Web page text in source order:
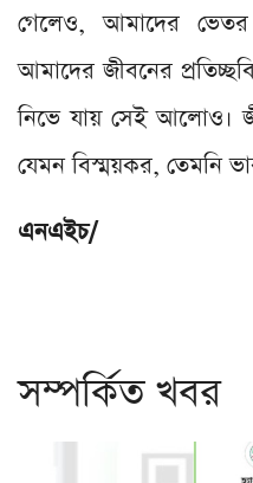
গেলেও, আমাদের ভেতর
আমাদের জীবনের
নিভে যায় সেই আলোও।
যেমন বিস্ময়কর, তেমনি
এনএইচ/
সম্পর্কিত খবর